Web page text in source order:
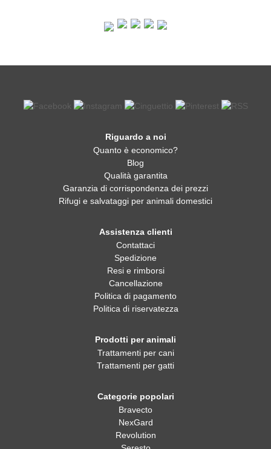
Riguardo a noi
Quanto è economico?
Blog
Qualità garantita
Garanzia di corrispondenza dei prezzi
Rifugi e salvataggi per animali domestici
Assistenza clienti
Contattaci
Spedizione
Resi e rimborsi
Cancellazione
Politica di pagamento
Politica di riservatezza
Prodotti per animali
Trattamenti per cani
Trattamenti per gatti
Categorie popolari
Bravecto
NexGard
Revolution